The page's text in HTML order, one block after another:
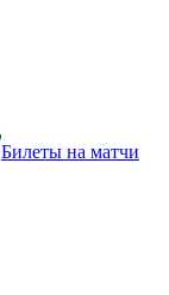
Билеты на матчи